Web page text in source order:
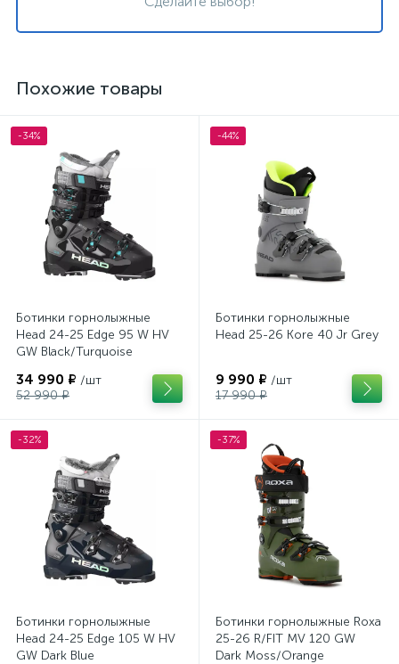
Похожие товары
-34%
Ботинки горнолыжные
Head 24-25 Edge 95 W HV
GW Black/Turquoise
34 990 ₽ /шт
52 990 ₽
-44%
Ботинки горнолыжные
Head 25-26 Kore 40 Jr Grey
9 990 ₽ /шт
17 990 ₽
-32%
Ботинки горнолыжные
Head 24-25 Edge 105 W HV
GW Dark Blue
-37%
Ботинки горнолыжные Roxa
25-26 R/FIT MV 120 GW
Dark Moss/Orange